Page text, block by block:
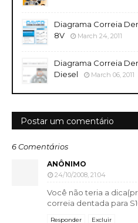
Diagrama Correia
8V
March 24, 2011
Diagrama Correia
Diesel
March 06, 2011
Postar um comentário
6 Comentários
ANÔNIMO
24/10/2008, 21:04
Você não teria a
correia dentada para
Responder Excluir